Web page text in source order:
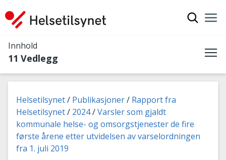
Innhold
11 Vedlegg
Du er her:
Helsetilsynet Publikasjoner
Rapport fra
Helsetilsynet
2024
Varsler som gjaldt
kommunale helse- og omsorgstjenester de fire
første årene etter utvidelsen av varselordningen
fra 1. juli 2019